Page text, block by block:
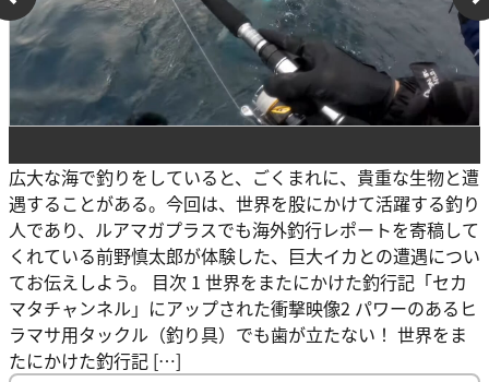
広大な海で釣りをしていると、ごくまれに、貴重な生物と遭
遇することがある。今回は、世界を股にかけて活躍する釣り
人であり、ルアマガプラスでも海外釣行レポートを寄稿して
くれている前野慎太郎が体験した、巨大イカとの遭遇につい
てお伝えしよう。 目次 1 世界をまたにかけた釣行記「セカ
マタチャンネル」にアップされた衝撃映像2 パワーのあるヒ
ラマサ用タックル（釣り具）でも歯が立たない！ 世界をま
たにかけた釣行記 […]